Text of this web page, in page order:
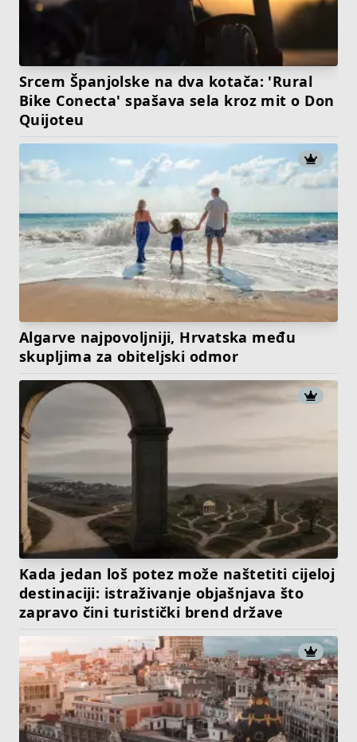
Srcem Španjolske na dva kotača: 'Rural
Bike Conecta' spašava sela kroz mit o Don
Quijoteu
Algarve najpovoljniji, Hrvatska među
skupljima za obiteljski odmor
Kada jedan loš potez može naštetiti cijeloj
destinaciji: istraživanje objašnjava što
zapravo čini turistički brend države